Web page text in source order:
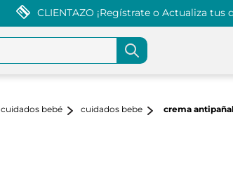
CLIENTAZO ¡Regístrate o Actualiza tus
cuidados bebé cuidados bebe crema